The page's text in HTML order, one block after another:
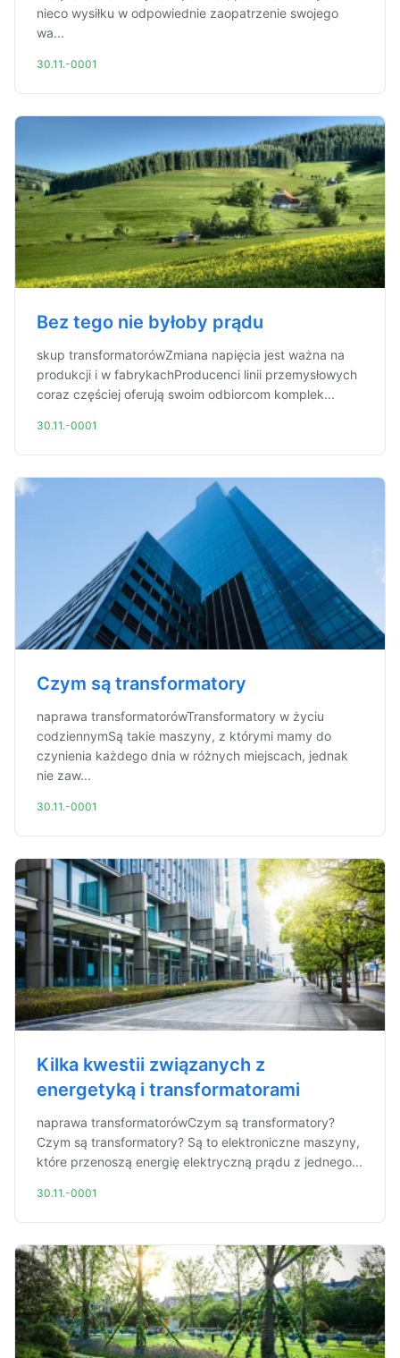
nieco wysiłku w odpowiednie zaopatrzenie swojego
wa...
30.11.-0001
Bez tego nie byłoby prądu
skup transformatorówZmiana napięcia jest ważna na
produkcji i w fabrykachProducenci linii przemysłowych
coraz częściej oferują swoim odbiorcom komplek...
30.11.-0001
Czym są transformatory
naprawa transformatorówTransformatory w życiu
codziennymSą takie maszyny, z którymi mamy do
czynienia każdego dnia w różnych miejscach, jednak
nie zaw...
30.11.-0001
Kilka kwestii związanych z
energetyką i transformatorami
naprawa transformatorówCzym są transformatory?
Czym są transformatory? Są to elektroniczne maszyny,
które przenoszą energię elektryczną prądu z jednego...
30.11.-0001